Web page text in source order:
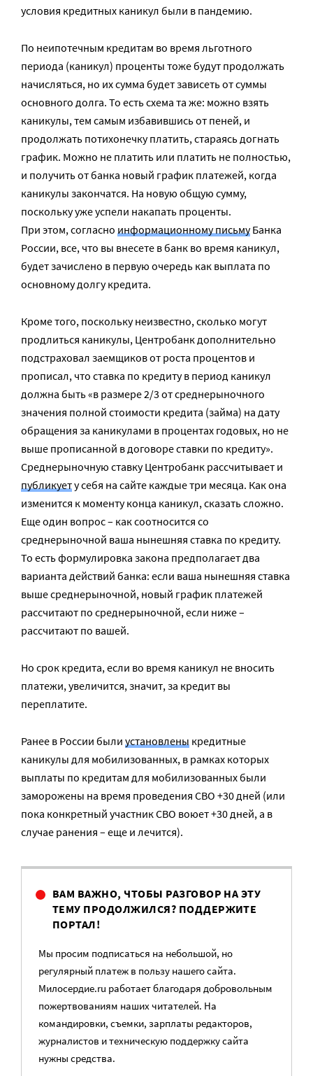
условия кредитных каникул были в пандемию.
По неипотечным кредитам во время льготного
периода (каникул) проценты тоже будут продолжать
начисляться, но их сумма будет зависеть от суммы
основного долга. То есть схема та же: можно взять
каникулы, тем самым избавившись от пеней, и
продолжать потихонечку платить, стараясь догнать
график. Можно не платить или платить не полностью,
и получить от банка новый график платежей, когда
каникулы закончатся. На новую общую сумму,
поскольку уже успели накапать проценты.
При этом, согласно информационному письмуБанка
России, все, что вы внесете в банк во время каникул,
будет зачислено в первую очередь как выплата по
основному долгу кредита.
Кроме того, поскольку неизвестно, сколько могут
продлиться каникулы, Центробанк дополнительно
подстраховал заемщиков от роста процентов и
прописал, что ставка по кредиту в период каникул
должна быть «в размере 2/3 от среднерыночного
значения полной стоимости кредита (займа) на дату
обращения за каникулами в процентах годовых, но не
выше прописанной в договоре ставки по кредиту».
Среднерыночную ставку Центробанк рассчитывает и
публикуету себя на сайте каждые три месяца. Как она
изменится к моменту конца каникул, сказать сложно.
Еще один вопрос – как соотносится со
среднерыночной ваша нынешняя ставка по кредиту.
То есть формулировка закона предполагает два
варианта действий банка: если ваша нынешняя ставка
выше среднерыночной, новый график платежей
рассчитают по среднерыночной, если ниже –
рассчитают по вашей.
Но срок кредита, если во время каникул не вносить
платежи, увеличится, значит, за кредит вы
переплатите.
Ранее в России были установлены кредитные
каникулы для мобилизованных, в рамках которых
выплаты по кредитам для мобилизованных были
заморожены на время проведения СВО +30 дней (или
пока конкретный участник СВО воюет +30 дней, а в
случае ранения – еще и лечится).
ВАМ ВАЖНО, ЧТОБЫ РАЗГОВОР НА ЭТУ
ТЕМУ ПРОДОЛЖИЛСЯ? ПОДДЕРЖИТЕ
ПОРТАЛ!
Мы просим подписаться на небольшой, но
регулярный платеж в пользу нашего сайта.
Милосердие.ru работает благодаря добровольным
пожертвованиям наших читателей. На
командировки, съемки, зарплаты редакторов,
журналистов и техническую поддержку сайта
нужны средства.